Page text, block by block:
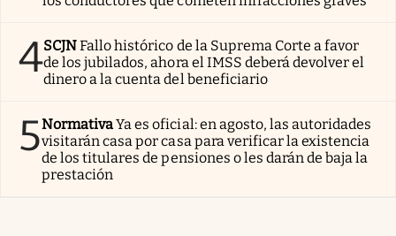
4SCJNFallo histórico de la Suprema Corte a favor
de los jubilados, ahora el IMSS deberá devolver el
dinero a la cuenta del beneficiario
5NormativaYa es oficial: en agosto, las autoridades
visitarán casa por casa para verificar la existencia
de los titulares de pensiones o les darán de baja la
prestación